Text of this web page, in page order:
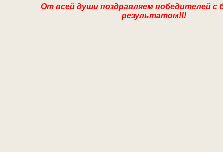
От всей души поздравляем победителей с
результатом!!!